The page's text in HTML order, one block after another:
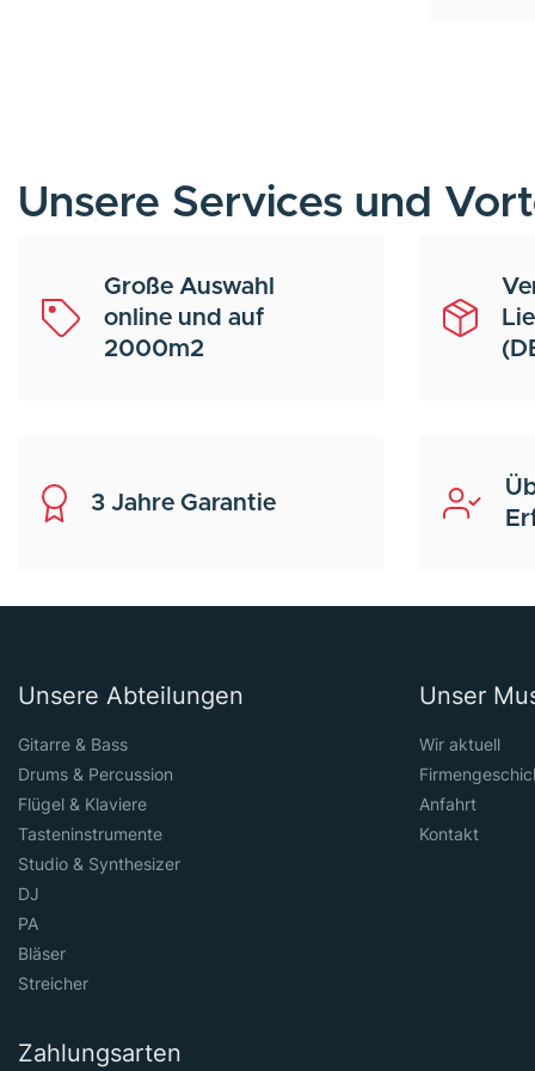
Unsere Services und
Große Auswahl
online und auf
2000m2
3 Jahre Garantie
Unsere Abteilungen
Gitarre & Bass
Drums & Percussion
Flügel & Klaviere
Tasteninstrumente
Studio & Synthesizer
DJ
PA
Bläser
Streicher
Unser
Wir aktuell
Anfahrt
Kontakt
Zahlungsarten